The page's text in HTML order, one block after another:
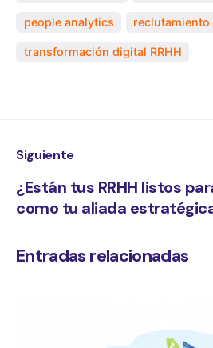
people analytics
transformación digital RRHH
Siguiente
¿Están tus RRHH listos
como tu aliada
Entradas relacionadas